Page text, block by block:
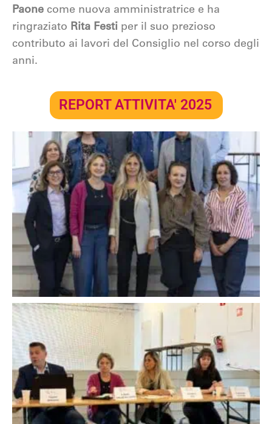
Paone come nuova amministratrice e ha
ringraziato Rita Festi per il suo prezioso
contributo ai lavori del Consiglio nel corso degli
anni.
REPORT ATTIVITA' 2025